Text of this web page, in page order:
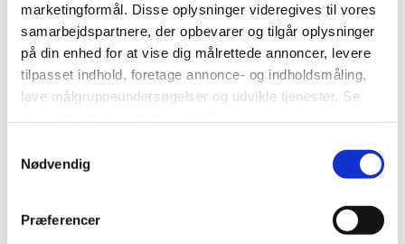
marketingformål. Disse oplysninger videregives til vores
samarbejdspartnere, der opbevarer og tilgår oplysninger
på din enhed for at vise dig målrettede annoncer, levere
tilpasset indhold, foretage annonce- og indholdsmåling,
lave målgruppeundersøgelser og udvikle tjenester. Se
tilbage eller ændre indstillinger fra vores
"Cookiedeklaration", eller ved at trykke på "Privacy
Nødvendig
Præferencer
Accepter
venligst
Statistikker,
marketing
cookies for at se denne
video.